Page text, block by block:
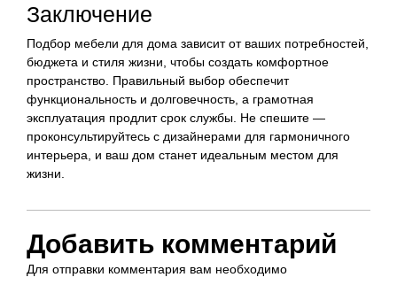
Заключение
Подбор мебели для дома зависит от ваших потребностей,
бюджета и стиля жизни, чтобы создать комфортное
пространство. Правильный выбор обеспечит
функциональность и долговечность, а грамотная
эксплуатация продлит срок службы. Не спешите —
проконсультируйтесь с дизайнерами для гармоничного
интерьера, и ваш дом станет идеальным местом для
жизни.
Добавить комментарий
Для отправки комментария вам необходимо